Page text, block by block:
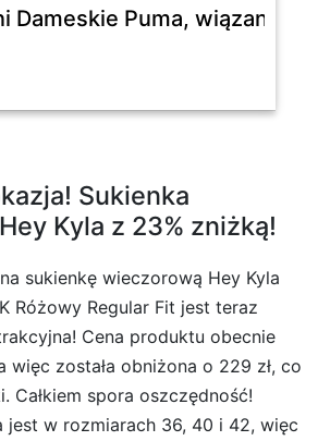
Dameskie Puma, wiązane
Sukienka
Kyla z 23% zniżką!
sukienkę wieczorową Hey Kyla
Różowy Regular Fit jest teraz
Cena produktu obecnie
więc została obniżona o 229 zł, co
Całkiem spora oszczędność!
jest w rozmiarach 36, 40 i 42, więc